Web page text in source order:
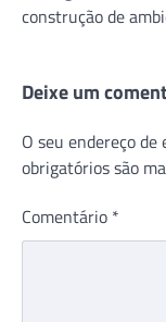
construção de
Deixe um
O seu endereço
obrigatórios são
Comentário *